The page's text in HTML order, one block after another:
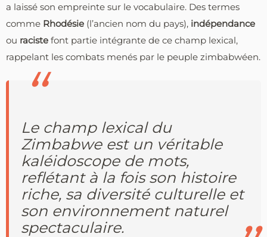
a laissé son empreinte sur le vocabulaire. Des termes
comme Rhodésie (l’ancien nom du pays), indépendance
ou raciste font partie intégrante de ce champ lexical,
rappelant les combats menés par le peuple zimbabwéen.
Le champ lexical du
Zimbabwe est un véritable
kaléidoscope de mots,
reflétant à la fois son histoire
riche, sa diversité culturelle et
son environnement naturel
spectaculaire.